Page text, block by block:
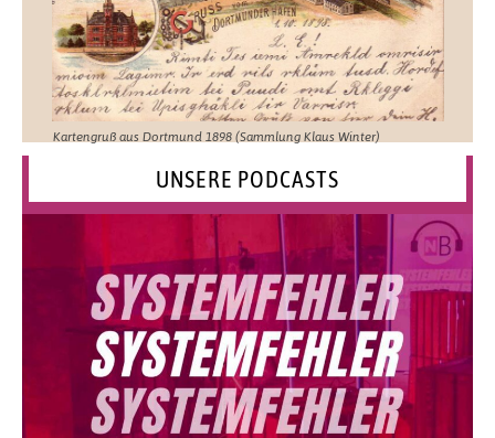
Kartengruß aus Dortmund 1898 (Sammlung Klaus Winter)
UNSERE PODCASTS